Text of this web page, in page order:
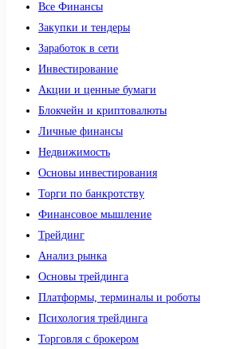
Все Финансы
Закупки и тендеры
Заработок в сети
Инвестирование
Акции и ценные бумаги
Блокчейн и криптовалюты
Личные финансы
Недвижимость
Основы инвестирования
Торги по банкротству
Финансовое мышление
Трейдинг
Анализ рынка
Основы трейдинга
Платформы, терминалы и роботы
Психология трейдинга
Торговля с брокером